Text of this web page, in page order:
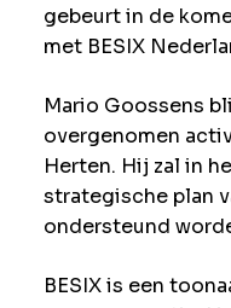
gebeurt in de
met BESIX
Mario Goossens
overgenomen
Herten. Hij zal in
strategische plan
ondersteund
BESIX is een